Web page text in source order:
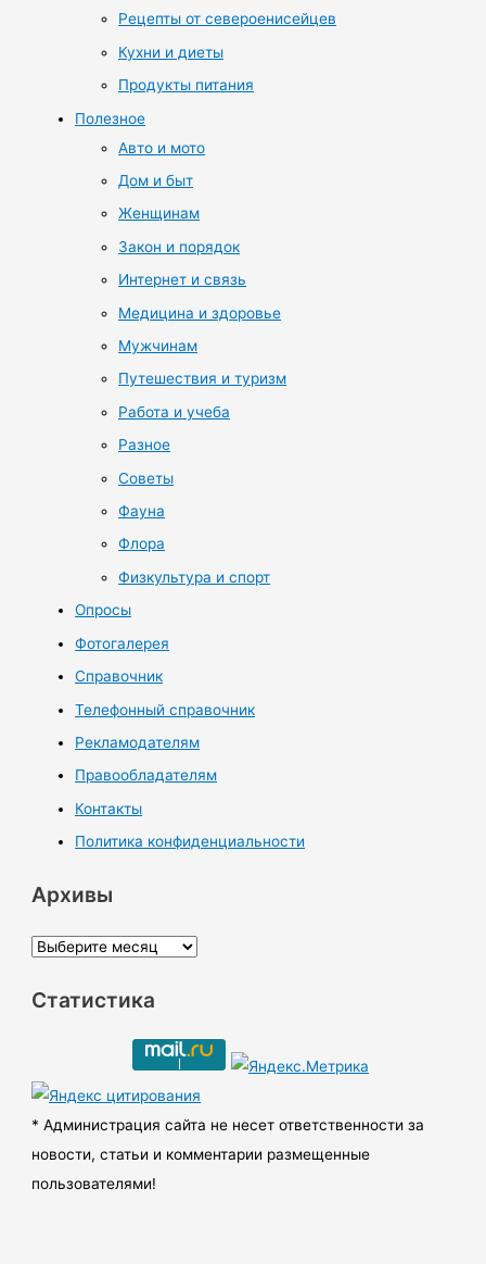
Рецепты от североенисейцев
Кухни и диеты
Продукты питания
Полезное
Авто и мото
Дом и быт
Женщинам
Закон и порядок
Интернет и связь
Медицина и здоровье
Мужчинам
Путешествия и туризм
Работа и учеба
Разное
Советы
Фауна
Флора
Физкультура и спорт
Опросы
Фотогалерея
Справочник
Телефонный справочник
Рекламодателям
Правообладателям
Контакты
Политика конфиденциальности
Архивы
А
х
ы
Статистика
* Администрация сайта не несет ответственности за
новости, статьи и комментарии размещенные
пользователями!